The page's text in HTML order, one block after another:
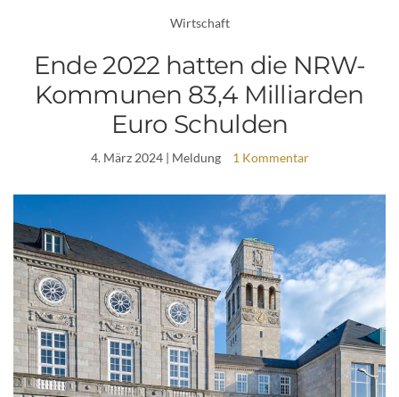
Wirtschaft
Ende 2022 hatten die NRW-
Kommunen 83,4 Milliarden
Euro Schulden
4. März 2024| Meldung 1 Kommentar